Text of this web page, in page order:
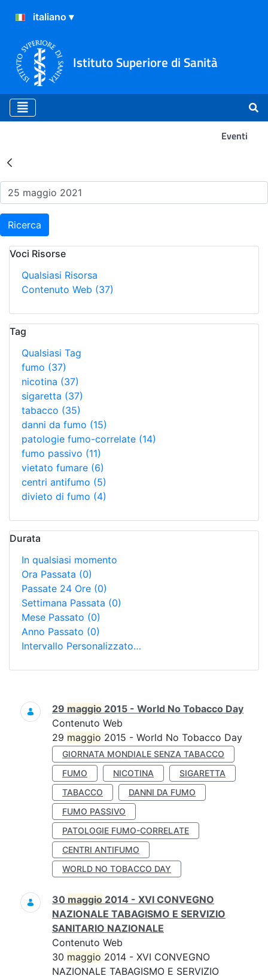
Istituto Superiore di Sanità
Eventi
Risultati della Ricerca -
Ricerca
Voci Risorse
Qualsiasi Risorsa
Contenuto Web (37)
Tag
Qualsiasi Tag
fumo (37)
nicotina (37)
sigaretta (37)
tabacco (35)
danni da fumo (15)
patologie fumo-correlate (14)
fumo passivo (11)
vietato fumare (6)
centri antifumo (5)
divieto di fumo (4)
Durata
In qualsiasi momento
Ora Passata (0)
Passate 24 Ore (0)
Settimana Passata (0)
Mese Passato (0)
Anno Passato (0)
Intervallo Personalizzato…
Ricerca
29 maggio 2015 - World No Tobacco Day
Contenuto Web
29 maggio 2015 - World No Tobacco Day
GIORNATA MONDIALE SENZA TABACCO
FUMO
NICOTINA
SIGARETTA
TABACCO
DANNI DA FUMO
FUMO PASSIVO
PATOLOGIE FUMO-CORRELATE
CENTRI ANTIFUMO
WORLD NO TOBACCO DAY
30 maggio 2014 - XVI CONVEGNO
NAZIONALE TABAGISMO E SERVIZIO
SANITARIO NAZIONALE
Contenuto Web
30 maggio 2014 - XVI CONVEGNO
NAZIONALE TABAGISMO E SERVIZIO